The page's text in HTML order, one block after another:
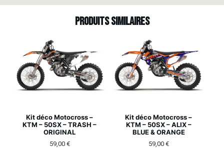
Produits similaires
Kit déco Motocross –
KTM – 50SX – TRASH –
ORIGINAL
59,00 €
Kit déco Motocross –
KTM – 50SX – ALIX –
BLUE & ORANGE
59,00 €